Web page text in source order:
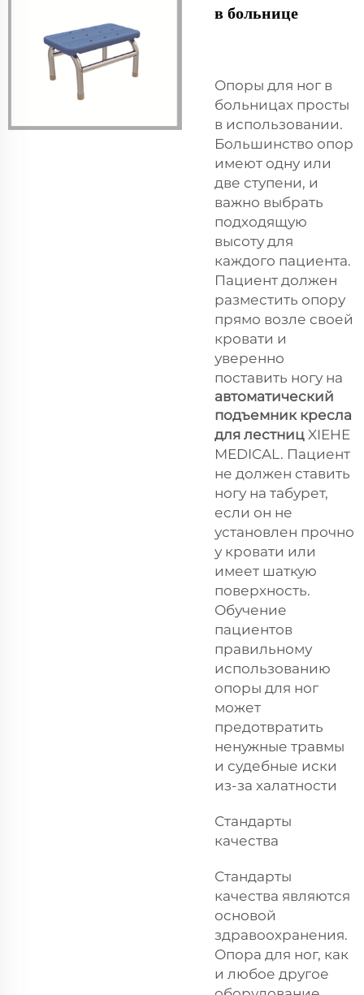
в больнице
Опоры для ног в
больницах просты
в использовании.
Большинство опор
имеют одну или
две ступени, и
важно выбрать
подходящую
высоту для
каждого пациента.
Пациент должен
разместить опору
прямо возле своей
кровати и
уверенно
поставить ногу на
автоматический
подъемник кресла
для лестниц XIEHE
MEDICAL. Пациент
не должен ставить
ногу на табурет,
если он не
установлен прочно
у кровати или
имеет шаткую
поверхность.
Обучение
пациентов
правильному
использованию
опоры для ног
может
предотвратить
ненужные травмы
и судебные иски
из-за халатности
Стандарты
качества
Стандарты
качества являются
основой
здравоохранения.
Опора для ног, как
и любое другое